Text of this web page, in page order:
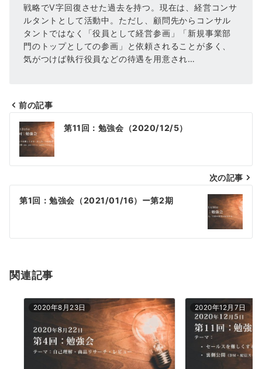
戦略でV字回復させた過去を持つ。現在は、経営コンサ
ルタントとして活動中。ただし、顧問先からコンサル
タントではなく「役員として経営参画」「新規事業部
門のトップとしての参画」と依頼されることが多く、
気がつけば執行役員などの待遇を用意され…
投
稿
ナ
ビ
ゲ
シ
ン
前の記事
第11回：勉強会（2020/12/5）
次の記事
第1回：勉強会（2021/01/16）ー第2期
関連記事
2020年8月23日 2020年12月7日